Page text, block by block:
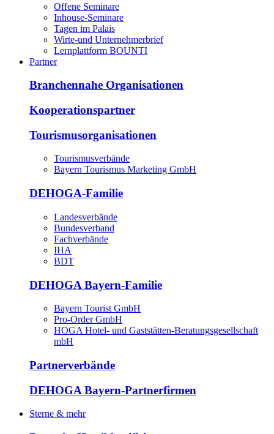
Offene Seminare
Inhouse-Seminare
Tagen im Palais
Wirte-und Unternehmerbrief
Lernplattform BOUNTI
Partner
Branchennahe Organisationen
Kooperationspartner
Tourismusorganisationen
Tourismusverbände
Bayern Tourismus Marketing GmbH
DEHOGA-Familie
Landesverbände
Bundesverband
Fachverbände
IHA
BDT
DEHOGA Bayern-Familie
Bayern Tourist GmbH
Pro-Order GmbH
HOGA Hotel- und Gaststätten-Beratungsgesellschaft
mbH
Partnerverbände
DEHOGA Bayern-Partnerfirmen
Sterne & mehr